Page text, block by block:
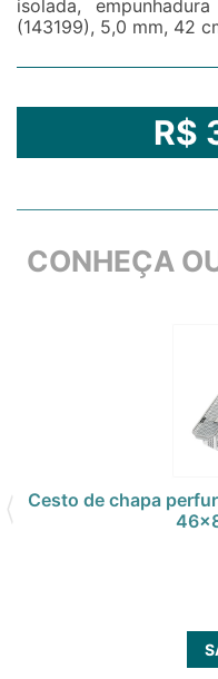
isolada,
(143199), 5,0 mm, 42
R$
CONHEÇA
Cesto de chapa